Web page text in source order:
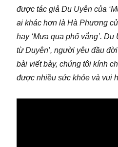
được tác giả Du Uyên của
ai khác hơn là Hà Phương
hay ‘Mưa qua phố vắng’.
từ Duyên’, người yêu đầu
bài viết bày, chúng tôi kính
được nhiều sức khỏe và vui